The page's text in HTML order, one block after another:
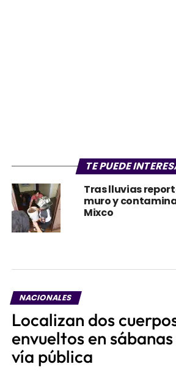
TE PUEDE
Tras lluvias
muro y
Mixco
NACIONALES
Localizan dos
envueltos en
vía pública